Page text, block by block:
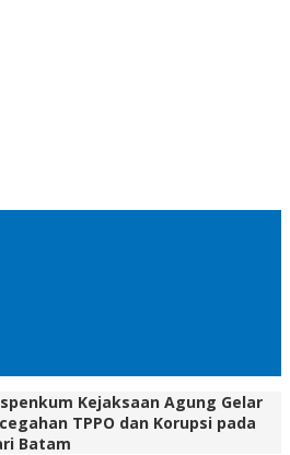
Kejaksaan Agung Gelar
TPPO dan Korupsi pada
Batam